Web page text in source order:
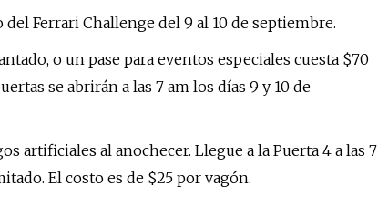
del Ferrari Challenge del 9 al 10 de septiembre.
o un pase para eventos especiales cuesta $70
se abrirán a las 7 am los días 9 y 10 de
artificiales al anochecer. Llegue a la Puerta 4 a las 7
El costo es de $25 por vagón.